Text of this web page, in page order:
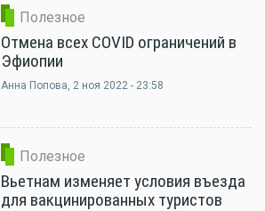
Полезное
Отмена всех COVID ограничений в
Эфиопии
Анна Попова, 2 ноя 2022 - 23:58
Полезное
Вьетнам изменяет условия въезда
для вакцинированных туристов